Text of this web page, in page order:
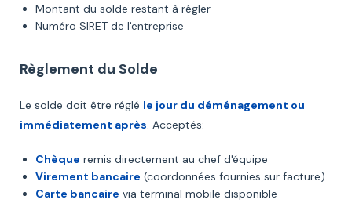
Montant du solde restant à régler
Numéro SIRET de l'entreprise
Règlement du Solde
Le solde doit être réglé le jour du déménagement ou
immédiatement après. Acceptés:
Chèque remis directement au chef d'équipe
Virement bancaire (coordonnées fournies sur facture)
Carte bancaire via terminal mobile disponible